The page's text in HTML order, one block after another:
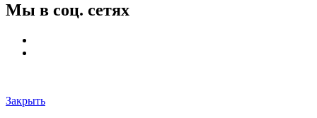
Мы в соц. сетях
Закрыть